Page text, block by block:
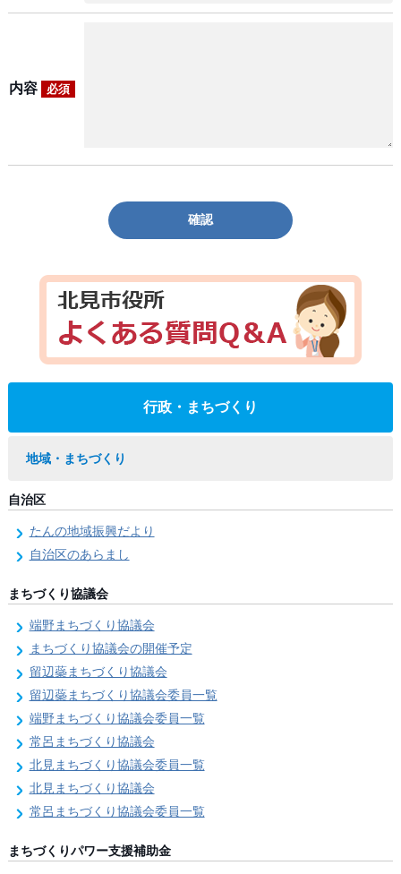
内容 必須
確認
行政・まちづくり
地域・まちづくり
自治区
たんの地域振興だより
自治区のあらまし
まちづくり協議会
端野まちづくり協議会
まちづくり協議会の開催予定
留辺蘂まちづくり協議会
留辺蘂まちづくり協議会委員一覧
端野まちづくり協議会委員一覧
常呂まちづくり協議会
北見まちづくり協議会委員一覧
北見まちづくり協議会
常呂まちづくり協議会委員一覧
まちづくりパワー支援補助金